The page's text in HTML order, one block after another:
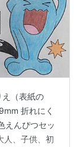
（表紙の
折れにく
えんぴつセッ
人、子供、初